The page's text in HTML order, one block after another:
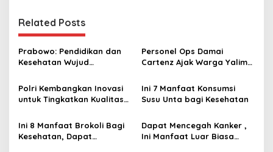
t
n
a
v
i
g
t
Related Posts
Prabowo: Pendidikan dan
Kesehatan Wujud
Sebenarnya
Personel Ops Damai
Cartenz Ajak Warga Yalimo
Ciptakan Kedamaian
Polri Kembangkan Inovasi
untuk Tingkatkan Kualitas
Kalsel
Ini 7 Manfaat Konsumsi
Susu Unta bagi Kesehatan ‎
Ini 8 Manfaat Brokoli Bagi
Kesehatan, Dapat
Dapat Mencegah Kanker ,
Ini Manfaat Luar Biasa